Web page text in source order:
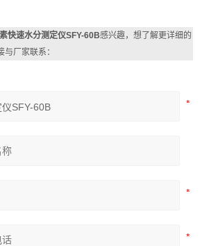
快速水分测定仪SFY-60B感兴趣，想了解更详细的
厂家联系：